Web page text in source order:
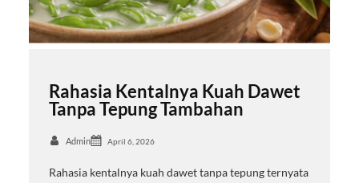
Rahasia Kentalnya Kuah Dawet
Tanpa Tepung Tambahan
Admin April 6, 2026
Rahasia kentalnya kuah dawet tanpa tepung ternyata